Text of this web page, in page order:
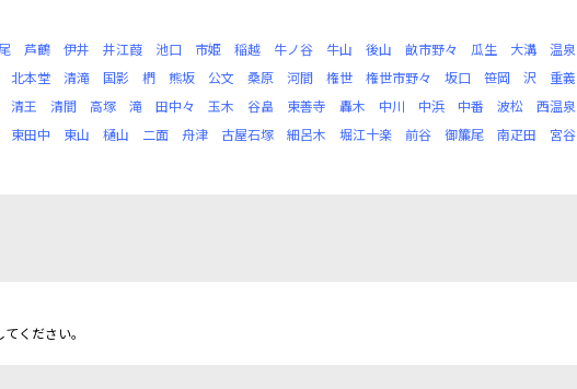
芦鶴 伊井 井江葭 池口 市姫 稲越 牛ノ谷 牛山 後山 畝市野々 瓜生 大溝 温泉
北本堂 清滝 国影 椚 熊坂 公文 桑原 河間 権世 権世市野々 坂口 笹岡 沢 重義
清王 清間 高塚 滝 田中々 玉木 谷畠 東善寺 轟木 中川 中浜 中番 波松 西温泉
東田中 東山 樋山 二面 舟津 古屋石塚 細呂木 堀江十楽 前谷 御簾尾 南疋田 宮谷
ください。